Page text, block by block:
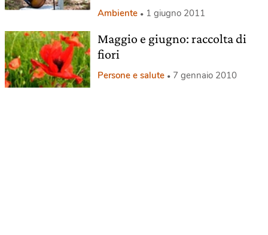
Ambiente 1 giugno 2011
Maggio e giugno: raccolta di
fiori
Persone e salute 7 gennaio 2010